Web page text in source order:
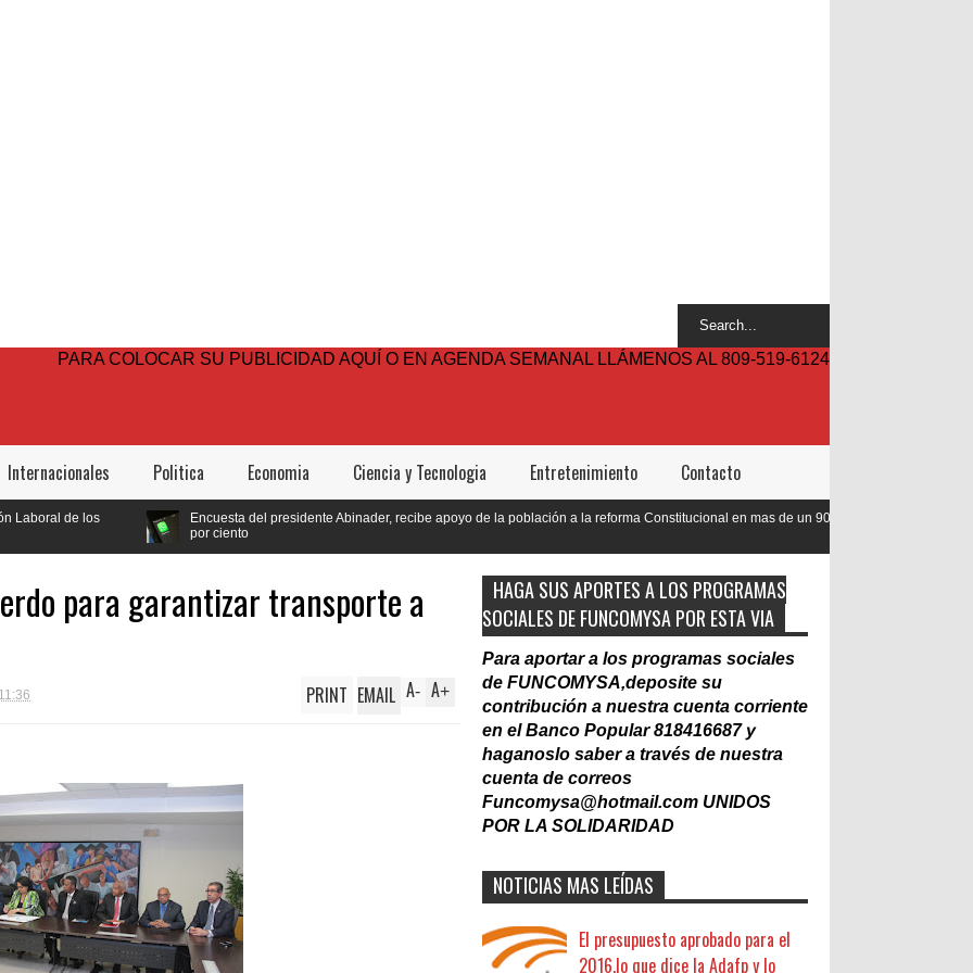
PARA COLOCAR SU PUBLICIDAD AQUÍ O EN AGENDA SEMANAL LLÁMENOS AL 809-519-6124
Internacionales Politica Economia Ciencia y Tecnologia Entretenimiento Contacto
Encuesta del presidente Abinader, recibe apoyo de la población a la reforma Constitucional en mas de un 90
Nacionalización del Trabajo,
para garantizar transporte a
11:36 A+
A-
PRINT EMAIL
HAGA SUS APORTES A LOS PROGRAMAS
SOCIALES DE FUNCOMYSA POR ESTA VIA
Para aportar a los programas sociales
de FUNCOMYSA,deposite su
contribución a nuestra cuenta corriente
en el Banco Popular 818416687 y
haganoslo saber a través de nuestra
cuenta de correos
Funcomysa@hotmail.com UNIDOS
POR LA SOLIDARIDAD
NOTICIAS MAS LEÍDAS
El presupuesto aprobado para el
2016,lo que dice la Adafp y lo